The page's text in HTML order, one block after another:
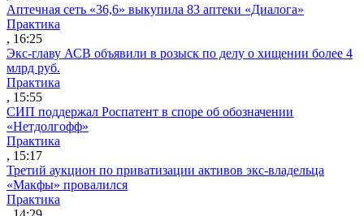
Аптечная сеть «36,6» выкупила 83 аптеки «Диалога»
Практика
, 16:25
Экс-главу АСВ объявили в розыск по делу о хищении более 4
млрд руб.
Практика
, 15:55
СИП поддержал Роспатент в споре об обозначении
«Нетдолгофф»
Практика
, 15:17
Третий аукцион по приватизации активов экс-владельца
«Макфы» провалился
Практика